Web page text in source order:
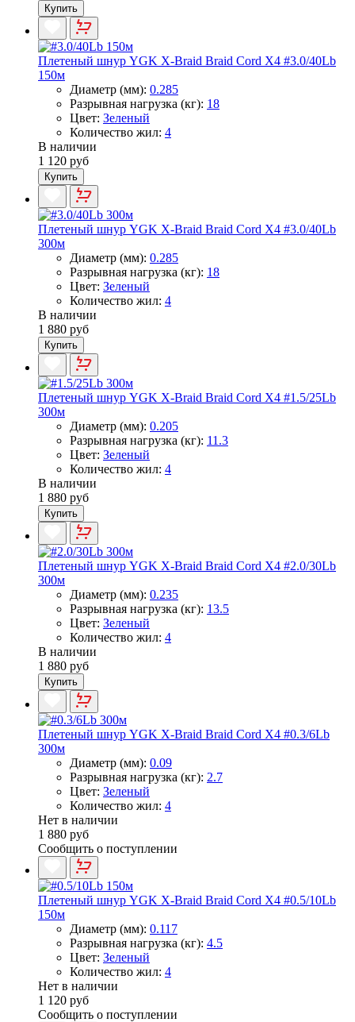
Купить
Плетеный шнур YGK X-Braid Braid Cord X4 #3.0/40Lb
150м
Диаметр (мм): 0.285
Разрывная нагрузка (кг): 18
Цвет: Зеленый
Количество жил: 4
В наличии
1 120 руб
Купить
Плетеный шнур YGK X-Braid Braid Cord X4 #3.0/40Lb
300м
Диаметр (мм): 0.285
Разрывная нагрузка (кг): 18
Цвет: Зеленый
Количество жил: 4
В наличии
1 880 руб
Купить
Плетеный шнур YGK X-Braid Braid Cord X4 #1.5/25Lb
300м
Диаметр (мм): 0.205
Разрывная нагрузка (кг): 11.3
Цвет: Зеленый
Количество жил: 4
В наличии
1 880 руб
Купить
Плетеный шнур YGK X-Braid Braid Cord X4 #2.0/30Lb
300м
Диаметр (мм): 0.235
Разрывная нагрузка (кг): 13.5
Цвет: Зеленый
Количество жил: 4
В наличии
1 880 руб
Купить
Плетеный шнур YGK X-Braid Braid Cord X4 #0.3/6Lb
300м
Диаметр (мм): 0.09
Разрывная нагрузка (кг): 2.7
Цвет: Зеленый
Количество жил: 4
Нет в наличии
1 880 руб
Сообщить о поступлении
Плетеный шнур YGK X-Braid Braid Cord X4 #0.5/10Lb
150м
Диаметр (мм): 0.117
Разрывная нагрузка (кг): 4.5
Цвет: Зеленый
Количество жил: 4
Нет в наличии
1 120 руб
Сообщить о поступлении